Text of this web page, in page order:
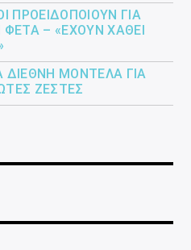
ΠΡΟΕΙΔΟΠΟΙΟΎΝ ΓΙΑ
ΦΈΤΑ – «ΈΧΟΥΝ ΧΑΘΕΊ
ΔΙΕΘΝΉ ΜΟΝΤΈΛΑ ΓΙΑ
ΖΈΣΤΕΣ